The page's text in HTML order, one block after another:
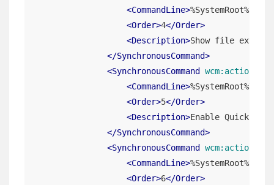
<CommandLine>
<Order>4</Order>
<Description>Show file
</SynchronousCommand>
<SynchronousCommand wcm:action
<CommandLine>
<Order>5</Order>
<Description>Enable QuickEdit
</SynchronousCommand>
<SynchronousCommand wcm:action
<CommandLine>
<Order>6</Order>